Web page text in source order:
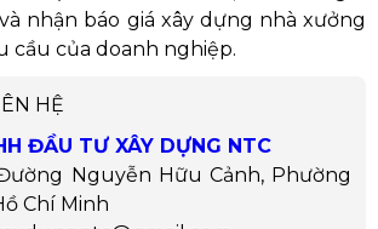
nhận báo giá xây dựng nhà xưởng
cầu của doanh nghiệp.
HỆ
ĐẦU TƯ XÂY DỰNG NTC
Nguyễn Hữu Cảnh, Phường
Chí Minh